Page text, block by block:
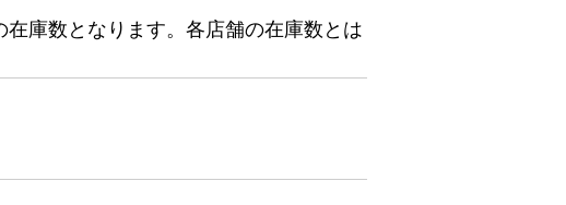
庫数となります。各店舗の在庫数とは